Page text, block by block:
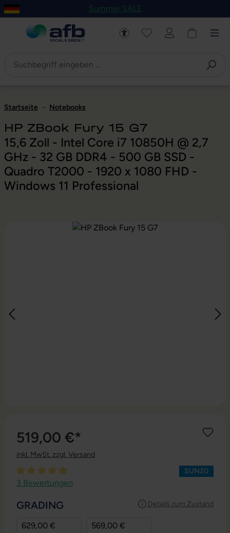
Hauptinhalt springen
Zur Navigation der B2B-Plattform springen
Summer SALE
Startseite - Notebooks
HP ZBook Fury 15 G7
15,6 Zoll - Intel Core i7 10850H @ 2,7
GHz - 32 GB DDR4 - 500 GB SSD -
Quadro T2000 - 1920 x 1080 FHD -
Windows 11 Professional
Bildergalerie überspringen
519,00 €*
inkl. MwSt. zzgl. Versand
Durchschnittliche Bewertung von 5 von 5 Sternen
3 Bewertungen
SUN20
Details zum Zustand
GRADING
629,00 €
569,00 €